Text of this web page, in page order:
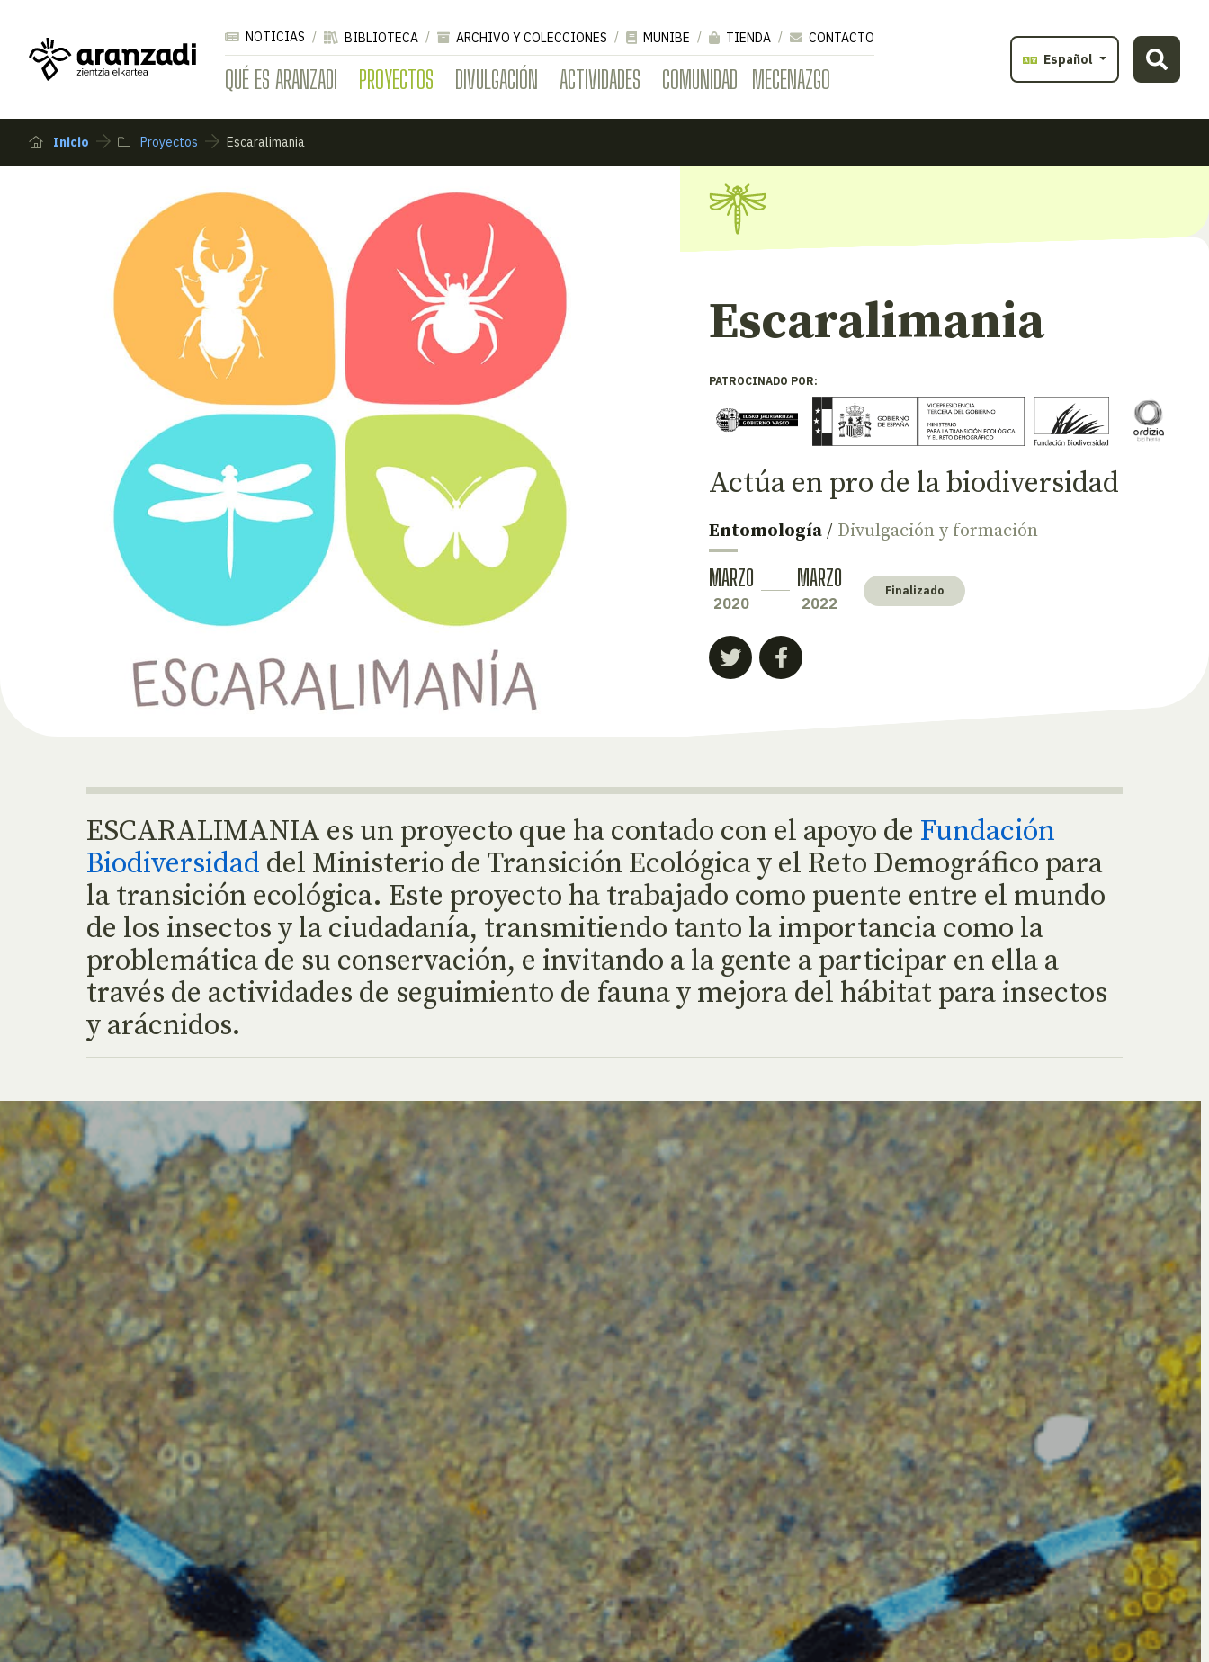
QUÉ ES ARANZADI PROYECTOS DIVULGACIÓN ACTIVIDADES COMUNIDAD MECENAZGO
NOTICIAS BIBLIOTECA ARCHIVO Y COLECCIONES MUNIBE TIENDA
CONTACTO
Español
Inicio Proyectos Escaralimania
Escaralimania
PATROCINADO POR:
Actúa en pro de la biodiversidad
Entomología / Divulgación y formación
MARZO
2020
MARZO
2022
Finalizado
ESCARALIMANIA es un proyecto que ha contado con el apoyo de Fundación
Biodiversidad del Ministerio de Transición Ecológica y el Reto Demográfico para
la transición ecológica. Este proyecto ha trabajado como puente entre el mundo
de los insectos y la ciudadanía, transmitiendo tanto la importancia como la
problemática de su conservación, e invitando a la gente a participar en ella a
través de actividades de seguimiento de fauna y mejora del hábitat para insectos
y arácnidos.